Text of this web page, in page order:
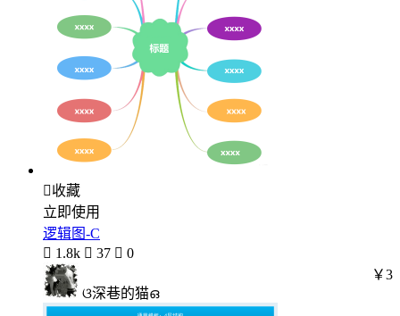
收藏
立即使用
逻辑图-C
 1.8k  37  0
ଓ深巷的猫ഒ
￥3